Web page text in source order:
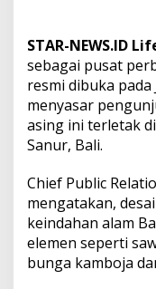
i
t
a
i
,
STAR-NEWS.ID
sebagai pusat
resmi dibuka pada
menyasar
asing ini terletak
Sanur, Bali.
Chief Public
mengatakan,
keindahan alam
elemen seperti
bunga kamboja